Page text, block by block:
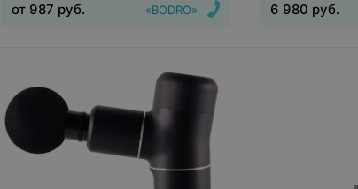
«BODRO»
от 987 руб. 6 980 руб.